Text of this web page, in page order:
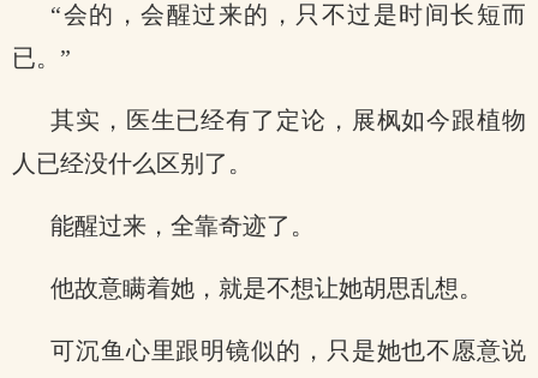
“会的，会醒过来的，只不过是时间长短而
已。”
其实，医生已经有了定论，展枫如今跟植物
人已经没什么区别了。
能醒过来，全靠奇迹了。
他故意瞒着她，就是不想让她胡思乱想。
可沉鱼心里跟明镜似的，只是她也不愿意说